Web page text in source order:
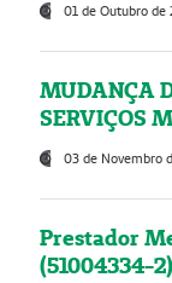
01 de Outubro de
MUDANÇA
SERVIÇOS
03 de Novembro
Prestador
(51004334-2)